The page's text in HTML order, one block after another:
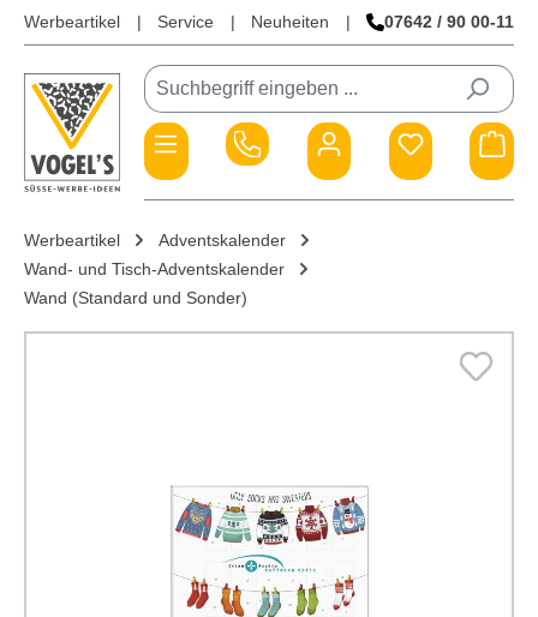
Zum Hauptinhalt springen
Werbeartikel | Service | Neuheiten | 07642 / 90 00-11
Werbeartikel
Adventskalender
Wand- und Tisch-Adventskalender
Wand (Standard und Sonder)